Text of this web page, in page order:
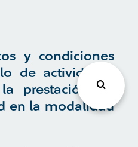
y condiciones
de actividades
prestación de
en la modalidad